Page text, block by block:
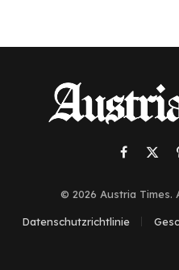
Facebook
X
© 2026 Austria Times.
Datenschutzrichtlinie